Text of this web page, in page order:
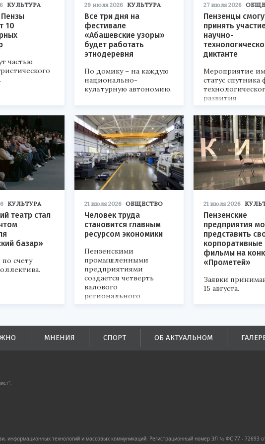
КУЛЬТУРА
10
частью
29 июля 2026 КУЛЬТУРА
Все три дня на
фестивале
«Абашевские узоры»
будет работать
этнодеревня
По домику – на каждую
национально-
культурную автономию.
27 июля 2026
Пензенцы
принять
научно-
диктанте
Мероприятие
статус спутника
развития
«Технопром-
КУЛЬТУРА
театр стал
базар»
счету
21 июля 2026 ОБЩЕСТВО
Человек труда
становится главным
ресурсом экономики
Пензенскими
промышленными
предприятиями
создается четверть
валового
регионального
продукта и
поступлений в
бюджеты всех уровней.
21 июля 2026
Пензенские
предприятия
представить
корпоративные
фильмы на
«Прометей»
Заявки
15 августа.
МНЕНИЯ СПОРТ ОБ АКТУАЛЬНОМ
информационных технологий и массовых коммуникаций. Регистрационный номер ЭЛ № ФС 77 - 72693